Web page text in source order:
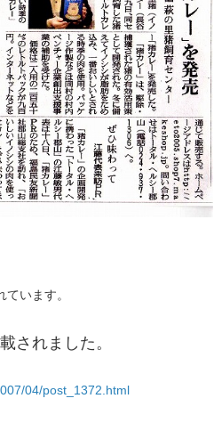
ています。
されました。
04/post_1372.html